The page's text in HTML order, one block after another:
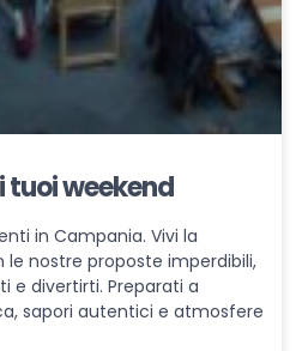
tuoi weekend
in Campania. Vivi la
nostre proposte imperdibili,
e divertirti. Preparati a
sapori autentici e atmosfere